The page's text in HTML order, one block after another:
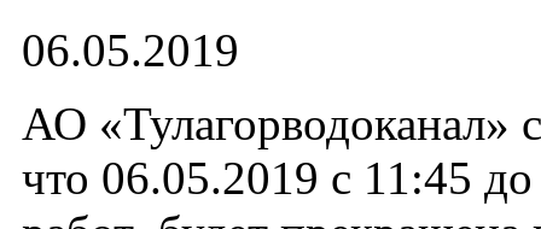
06.05.2019
АО «Тулагорводоканал»
что 06.05.2019 с 11:45